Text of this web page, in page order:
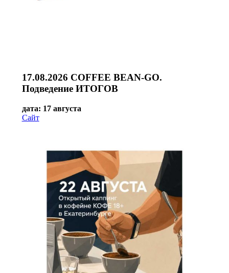
17.08.2026 COFFEE BEAN-GO.
Подведение ИТОГОВ
дата: 17 августа
Сайт